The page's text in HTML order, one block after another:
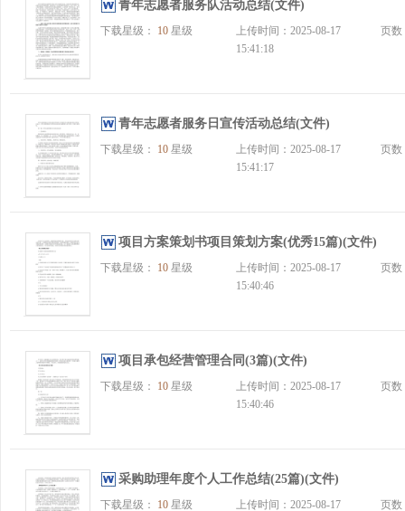
青年志愿者服务队活动总结(文件)
下载星级： 10 星级
上传时间：2025-08-17
15:41:18
页
青年志愿者服务日宣传活动总结(文件)
下载星级： 10 星级
上传时间：2025-08-17
15:41:17
页
项目方案策划书项目策划方案(优秀15篇)(文件)
下载星级： 10 星级
上传时间：2025-08-17
15:40:46
页
项目承包经营管理合同(3篇)(文件)
下载星级： 10 星级
上传时间：2025-08-17
15:40:46
页
采购助理年度个人工作总结(25篇)(文件)
下载星级： 10 星级
上传时间：2025-08-17
页